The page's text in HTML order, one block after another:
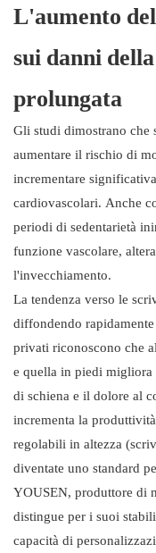
L'aumento
sui danni
prolungata
Gli studi dimostrano che
aumentare il rischio di
incrementare
cardiovascolari. Anche
periodi di sedentarietà
funzione vascolare,
l'invecchiamento.
La tendenza verso le
diffondendo
privati ​​riconoscono che
e quella in piedi
di schiena e il dolore al
incrementa la
regolabili in altezza
diventate uno standard
YOUSEN, produttore di
distingue per i suoi
capacità di